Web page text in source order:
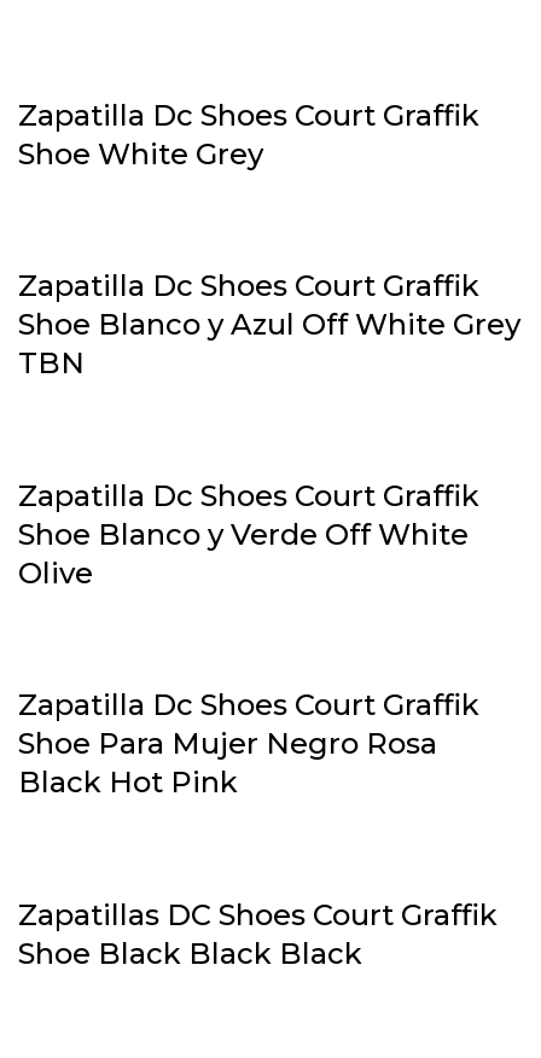
Zapatilla Dc Shoes Court Graffik
Shoe White Grey
Zapatilla Dc Shoes Court Graffik
Shoe Blanco y Azul Off White Grey
TBN
Zapatilla Dc Shoes Court Graffik
Shoe Blanco y Verde Off White
Olive
Zapatilla Dc Shoes Court Graffik
Shoe Para Mujer Negro Rosa
Black Hot Pink
Zapatillas DC Shoes Court Graffik
Shoe Black Black Black